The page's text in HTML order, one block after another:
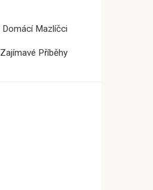
Domácí Mazlíčci
Zajímavé Příběhy